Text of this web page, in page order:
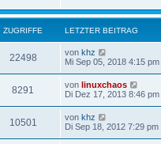
ZUGRIFFE LETZTER BEITRAG
22498 von khz
Mi Sep 05, 2018 4:15 pm
8291 von linuxchaos
Di Dez 17, 2013 8:46 pm
10501 von khz
Di Sep 18, 2012 7:29 pm